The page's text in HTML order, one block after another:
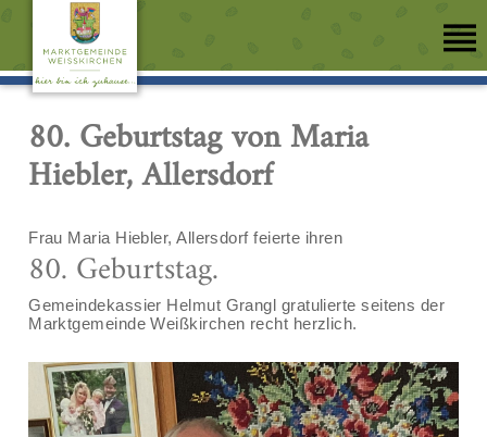
80. Geburtstag von Maria
Hiebler, Allersdorf
Frau Maria Hiebler, Allersdorf feierte ihren
80. Geburtstag.
Gemeindekassier Helmut Grangl gratulierte seitens der
Marktgemeinde Weißkirchen recht herzlich.